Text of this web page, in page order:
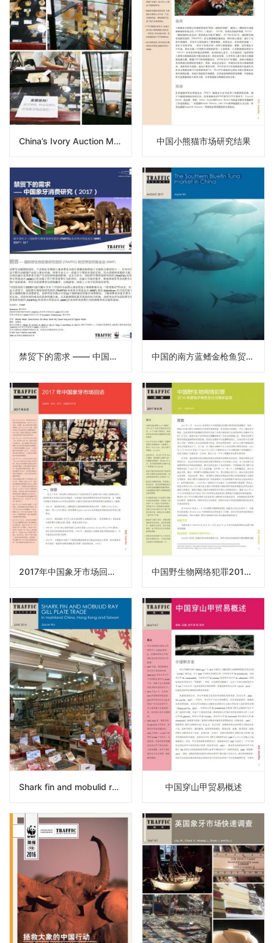
China’s Ivory Auction Market 中国小熊猫市场研究结果
禁贸下的需求 —— 中国象牙消费研究（2017） 中国的南方蓝鳍金枪鱼贸易报告
2017年中国象牙市场回访调查 中国野生物网络犯罪2016年度电子商务及社交媒体监测
Shark fin and mobulid ray gill plate trade in mainland China, HongKong and Taiwan 中国穿山甲贸易概述